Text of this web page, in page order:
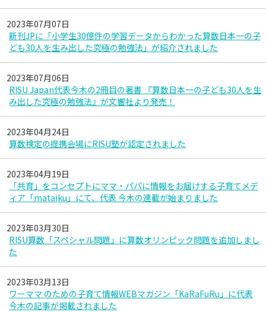
2023年07月07日
新刊JPに「小学生30億件の学習データからわかった算数日本一の子
ども30人を生み出した究極の勉強法」が紹介されました
2023年07月06日
RISU Japan代表今木の2冊目の著書 『算数日本一の子ども30人を生
み出した究極の勉強法』が文響社より発売！
2023年04月24日
算数検定の提携会場にRISU塾が認定されました
2023年04月19日
「共育」をコンセプトにママ・パパに情報をお届けする子育てメデ
ィア「mataiku」にて、代表 今木の連載が始まりました
2023年03月30日
RISU算数「スペシャル問題」に算数オリンピック問題を追加しまし
た
2023年03月13日
ワーママ のための子育て情報WEBマガジン「KaRaFuRu」に代表
今木の記事が掲載されました